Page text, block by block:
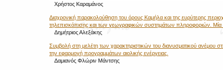
Χρήστος Καραμάνος
Διαχρονική παρακολούθηση του όρους Καμήλα και της ευρύτερης
τηλεπισκόπισης και των γεωγραφικών συστημάτων πληροφοριών. Μία
Δημήτριος Αλεξάκης
Συμβολή στη μελέτη των χαρακτηριστικών του διανυσματικού ανέμου
την εφαρμογή προγραμμάτων αιολικής ενέργειας.
Δαμιανός Φλώριν Μάντσης